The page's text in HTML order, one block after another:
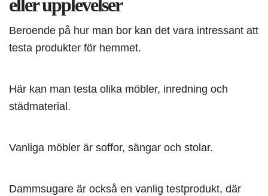
eller upplevelser
Beroende på hur man bor kan det vara intressant att
testa produkter för hemmet.
Här kan man testa olika möbler, inredning och
städmaterial.
Vanliga möbler är soffor, sängar och stolar.
Dammsugare är också en vanlig testprodukt, där